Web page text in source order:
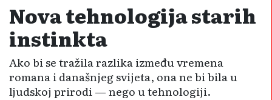
Nova tehnologija starih
instinkta
Ako bi se tražila razlika između vremena
romana i današnjeg svijeta, ona ne bi bila u
ljudskoj prirodi — nego u tehnologiji.